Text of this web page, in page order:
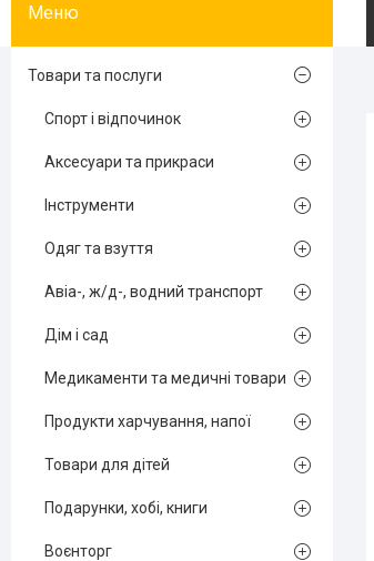
Товари та послуги
Спорт і відпочинок
Аксесуари та прикраси
Інструменти
Одяг та взуття
Авіа-, ж/д-, водний транспорт
Дім і сад
Медикаменти та медичні товари
Продукти харчування, напої
Товари для дітей
Подарунки, хобі, книги
Воєнторг